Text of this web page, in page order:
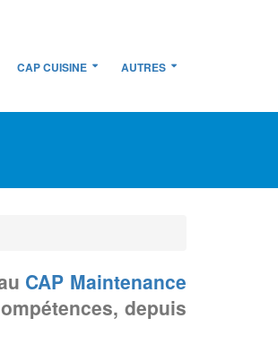
CAP CUISINE AUTRES
CAP Maintenance
depuis